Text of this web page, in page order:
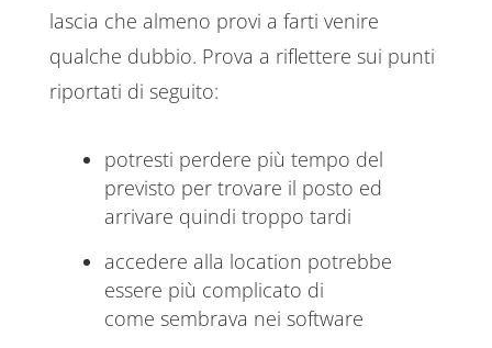
lascia che almeno provi a farti venire
qualche dubbio. Prova a riflettere sui punti
riportati di seguito:
potresti perdere più tempo del
previsto per trovare il posto ed
arrivare quindi troppo tardi
accedere alla location potrebbe
essere più complicato di
come sembrava nei software